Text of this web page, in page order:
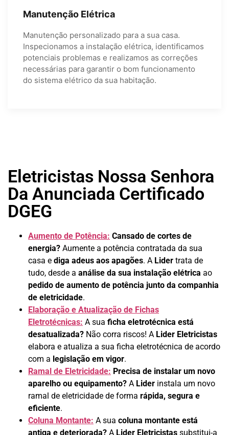
Manutenção Elétrica
Manutenção personalizado para a sua casa.
Inspecionamos a instalação elétrica, identificamos
potenciais problemas e realizamos as correções
necessárias para garantir o bom funcionamento
do sistema elétrico da sua habitação.
Eletricistas Nossa Senhora
Da Anunciada Certificado
DGEG
Aumento de Potência: Cansado de cortes de
energia? Aumente a potência contratada da sua
casa e diga adeus aos apagões. A Lider trata de
tudo, desde a análise da sua instalação elétrica ao
pedido de aumento de potência junto da companhia
de eletricidade.
Elaboração e Atualização de Fichas
Eletrotécnicas: A sua ficha eletrotécnica está
desatualizada? Não corra riscos! A Lider Eletricistas
elabora e atualiza a sua ficha eletrotécnica de acordo
com a legislação em vigor.
Ramal de Eletricidade: Precisa de instalar um novo
aparelho ou equipamento? A Lider instala um novo
ramal de eletricidade de forma rápida, segura e
eficiente.
Coluna Montante: A sua coluna montante está
antiga e deteriorada? A Lider Eletricistas substitui-a